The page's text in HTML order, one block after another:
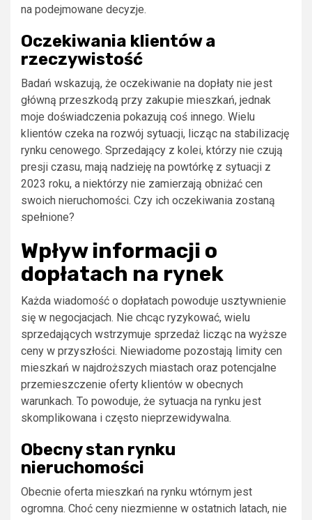
na podejmowane decyzje.
Oczekiwania klientów a
rzeczywistość
Badań wskazują, że oczekiwanie na dopłaty nie jest
główną przeszkodą przy zakupie mieszkań, jednak
moje doświadczenia pokazują coś innego. Wielu
klientów czeka na rozwój sytuacji, licząc na stabilizację
rynku cenowego. Sprzedający z kolei, którzy nie czują
presji czasu, mają nadzieję na powtórkę z sytuacji z
2023 roku, a niektórzy nie zamierzają obniżać cen
swoich nieruchomości. Czy ich oczekiwania zostaną
spełnione?
Wpływ informacji o
dopłatach na rynek
Każda wiadomość o dopłatach powoduje usztywnienie
się w negocjacjach. Nie chcąc ryzykować, wielu
sprzedających wstrzymuje sprzedaż licząc na wyższe
ceny w przyszłości. Niewiadome pozostają limity cen
mieszkań w najdroższych miastach oraz potencjalne
przemieszczenie oferty klientów w obecnych
warunkach. To powoduje, że sytuacja na rynku jest
skomplikowana i często nieprzewidywalna.
Obecny stan rynku
nieruchomości
Obecnie oferta mieszkań na rynku wtórnym jest
ogromna. Choć ceny niezmienne w ostatnich latach, nie